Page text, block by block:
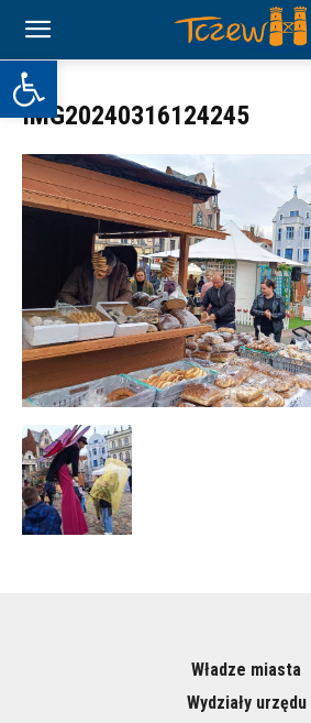
Otwórz pasek narzędzi
IMG20240316124245
Władze miasta
Wydziały urzędu